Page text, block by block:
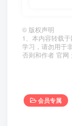
© 版权声明
1、本内容转载
学习，请勿用于
否则和作者 官网
会员专属